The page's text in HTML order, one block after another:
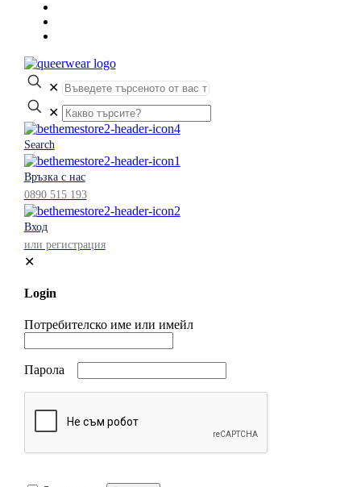
✕
✕
Search
Връзка с нас
0890 515 193
Вход
или регистрация
✕
Login
Потребителско име или имейл
Парола